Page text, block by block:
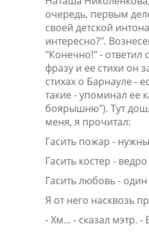
очередь, первым
своей детской
интересно?".
"Конечно!" - ответил
фразу и ее стихи он
стихах о Барнауле -
такие - упоминал ее
боярышню"). Тут
меня, я прочитал:
Гасить пожар -
Гасить костер -
Гасить любовь -
Я от него насквозь
- Хм... - сказал мэтр. -